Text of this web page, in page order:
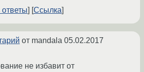
ответы
Ссылка
от mandala 05.02.2017
не избавит от